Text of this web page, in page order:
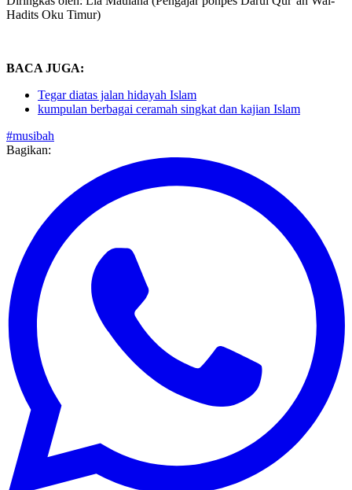
Diringkas oleh: Lia Maulana (Pengajar ponpes Darul Qur’an Wal-
Tegar diatas jalan hidayah Islam
#musibah